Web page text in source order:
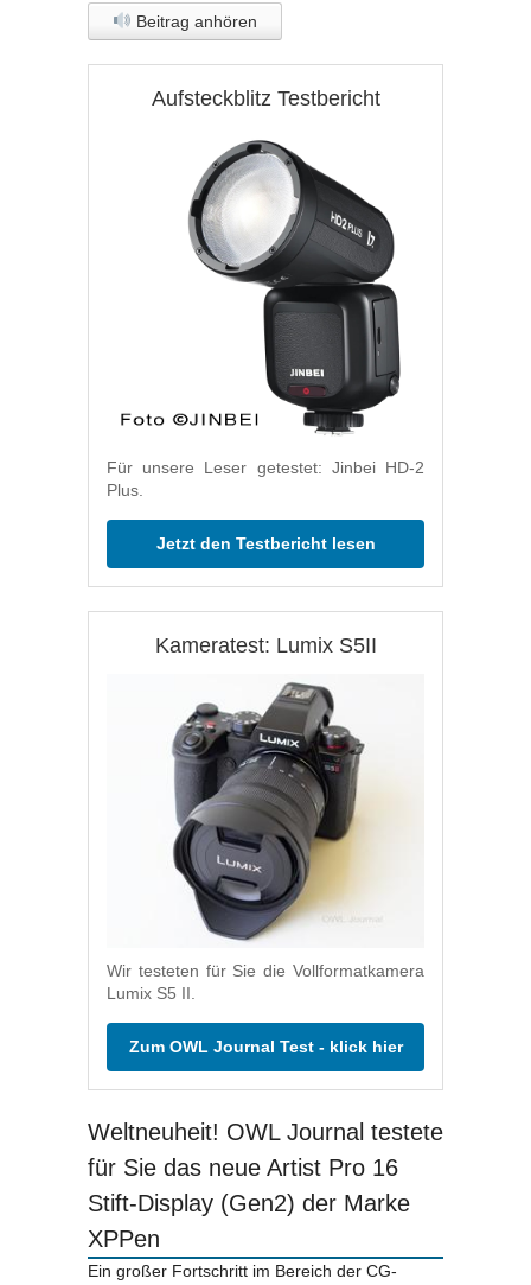
Beitrag anhören
Aufsteckblitz Testbericht
Für unsere Leser getestet: Jinbei HD-2
Plus.
Jetzt den Testbericht lesen
Kameratest: Lumix S5II
Wir testeten für Sie die Vollformatkamera
Lumix S5 II.
Zum OWL Journal Test - klick hier
Weltneuheit! OWL Journal testete
für Sie das neue Artist Pro 16
Stift-Display (Gen2) der Marke
XPPen
Ein großer Fortschritt im Bereich der CG-